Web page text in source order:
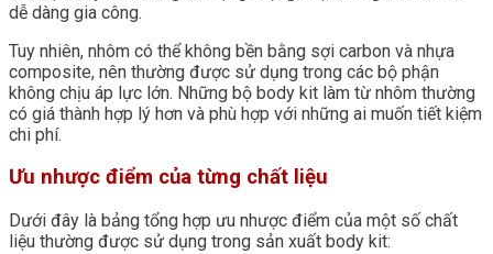
dễ dàng gia công.
Tuy nhiên, nhôm có thể không bền bằng sợi carbon và nhựa
composite, nên thường được sử dụng trong các bộ phận
không chịu áp lực lớn. Những bộ body kit làm từ nhôm thường
có giá thành hợp lý hơn và phù hợp với những ai muốn tiết kiệm
chi phí.
Ưu nhược điểm của từng chất liệu
Dưới đây là bảng tổng hợp ưu nhược điểm của một số chất
liệu thường được sử dụng trong sản xuất body kit: